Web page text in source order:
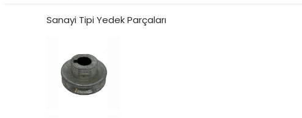
Sanayi Tipi Yedek Parçaları